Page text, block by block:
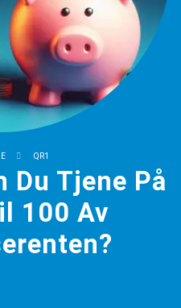
QR1
Du Tjene På
100 Av